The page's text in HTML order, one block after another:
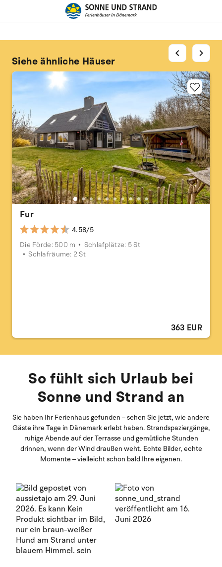
Siehe ähnliche Häuser
Fur
4.58/5
Die Förde: 500 m
Schlafplätze: 5 St
Schlafräume: 2 St
363 EUR
chevron_left chevron_right
So fühlt sich Urlaub bei
Sonne und Strand an
Sie haben Ihr Ferienhaus gefunden – sehen Sie jetzt, wie andere
Gäste ihre Tage in Dänemark erlebt haben. Strandspaziergänge,
ruhige Abende auf der Terrasse und gemütliche Stunden
drinnen, wenn der Wind draußen weht. Echte Bilder, echte
Momente – vielleicht schon bald Ihre eigenen.